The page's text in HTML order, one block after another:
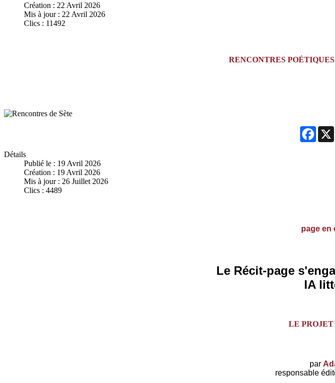
Création : 22 Avril 2026
Mis à jour : 22 Avril 2026
Clics : 11492
RENCONTRES
Détails
Publié le : 19 Avril 2026
Création : 19 Avril 2026
Mis à jour : 26 Juillet 2026
Clics : 4489
page en
Le Récit-page
IA
LE
par
responsable